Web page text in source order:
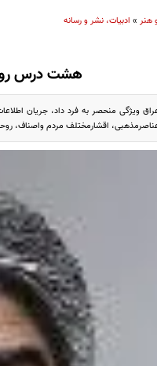
هنر» ادبیات، نشر و رسانه
هشت درس
ویژگی منحصر به فرد داد، جریان
اقشارمختلف مردم واصناف،